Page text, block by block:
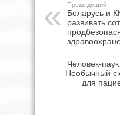
Предыдущий
Беларусь и
развивать
Человек-
Необычный
для